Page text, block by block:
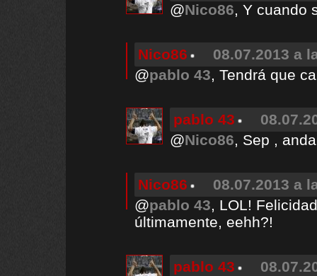
@Nico86, Y cuando
Nico86
08.07.2013 a
@pablo 43, Tendrá que
pablo 43
@Nico86, Sep ,
Nico86
08.07.2013 a
@pablo 43, LOL!
últimamente, eehh?!
pablo 43